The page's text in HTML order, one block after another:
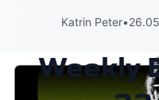
Katrin Peter•
Weekly